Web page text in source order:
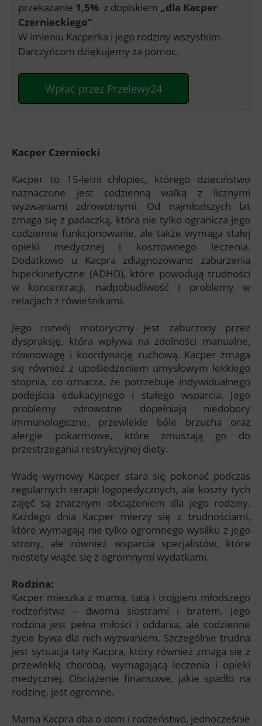
przekazanie 1,5% z dopiskiem „dla Kacper
Czernieckiego”.
W imieniu Kacperka i jego rodziny wszystkim
Darczyńcom dziękujemy za pomoc.
Wpłać przez Przelewy24
Kacper Czerniecki
Kacper to 15-letni chłopiec, którego dzieciństwo
naznaczone jest codzienną walką z licznymi
wyzwaniami zdrowotnymi. Od najmłodszych lat
zmaga się z padaczką, która nie tylko ogranicza jego
codzienne funkcjonowanie, ale także wymaga stałej
opieki medycznej i kosztownego leczenia.
Dodatkowo u Kacpra zdiagnozowano zaburzenia
hiperkinetyczne (ADHD), które powodują trudności
w koncentracji, nadpobudliwość i problemy w
relacjach z rówieśnikami.
Jego rozwój motoryczny jest zaburzony przez
dyspraksję, która wpływa na zdolności manualne,
równowagę i koordynację ruchową. Kacper zmaga
się również z upośledzeniem umysłowym lekkiego
stopnia, co oznacza, że potrzebuje indywidualnego
podejścia edukacyjnego i stałego wsparcia. Jego
problemy zdrowotne dopełniają niedobory
immunologiczne, przewlekłe bóle brzucha oraz
alergie pokarmowe, które zmuszają go do
przestrzegania restrykcyjnej diety.
Wadę wymowy Kacper stara się pokonać podczas
regularnych terapii logopedycznych, ale koszty tych
zajęć są znacznym obciążeniem dla jego rodziny.
Każdego dnia Kacper mierzy się z trudnościami,
które wymagają nie tylko ogromnego wysiłku z jego
strony, ale również wsparcia specjalistów, które
niestety wiąże się z ogromnymi wydatkami.
Rodzina:
Kacper mieszka z mamą, tatą i trojgiem młodszego
rodzeństwa – dwoma siostrami i bratem. Jego
rodzina jest pełna miłości i oddania, ale codzienne
życie bywa dla nich wyzwaniem. Szczególnie trudna
jest sytuacja taty Kacpra, który również zmaga się z
przewlekłą chorobą, wymagającą leczenia i opieki
medycznej. Obciążenie finansowe, jakie spadło na
rodzinę, jest ogromne.
Mama Kacpra dba o dom i rodzeństwo, jednocześnie